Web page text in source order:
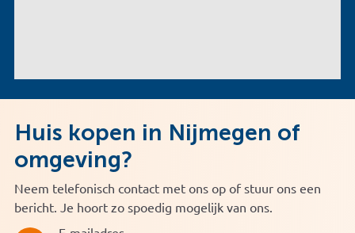
Huis kopen in Nijmegen of
omgeving?
Neem telefonisch contact met ons op of stuur ons een
bericht. Je hoort zo spoedig mogelijk van ons.